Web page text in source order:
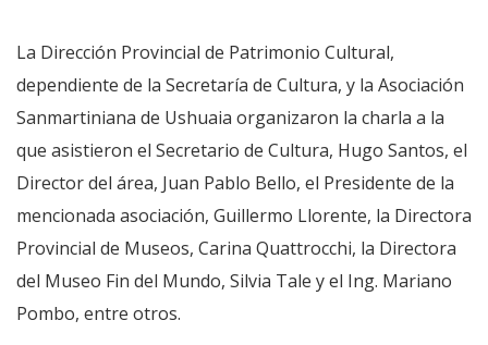
La Dirección Provincial de Patrimonio Cultural,
dependiente de la Secretaría de Cultura, y la Asociación
Sanmartiniana de Ushuaia organizaron la charla a la
que asistieron el Secretario de Cultura, Hugo Santos, el
Director del área, Juan Pablo Bello, el Presidente de la
mencionada asociación, Guillermo Llorente, la Directora
Provincial de Museos, Carina Quattrocchi, la Directora
del Museo Fin del Mundo, Silvia Tale y el Ing. Mariano
Pombo, entre otros.